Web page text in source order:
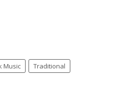
Music Traditional